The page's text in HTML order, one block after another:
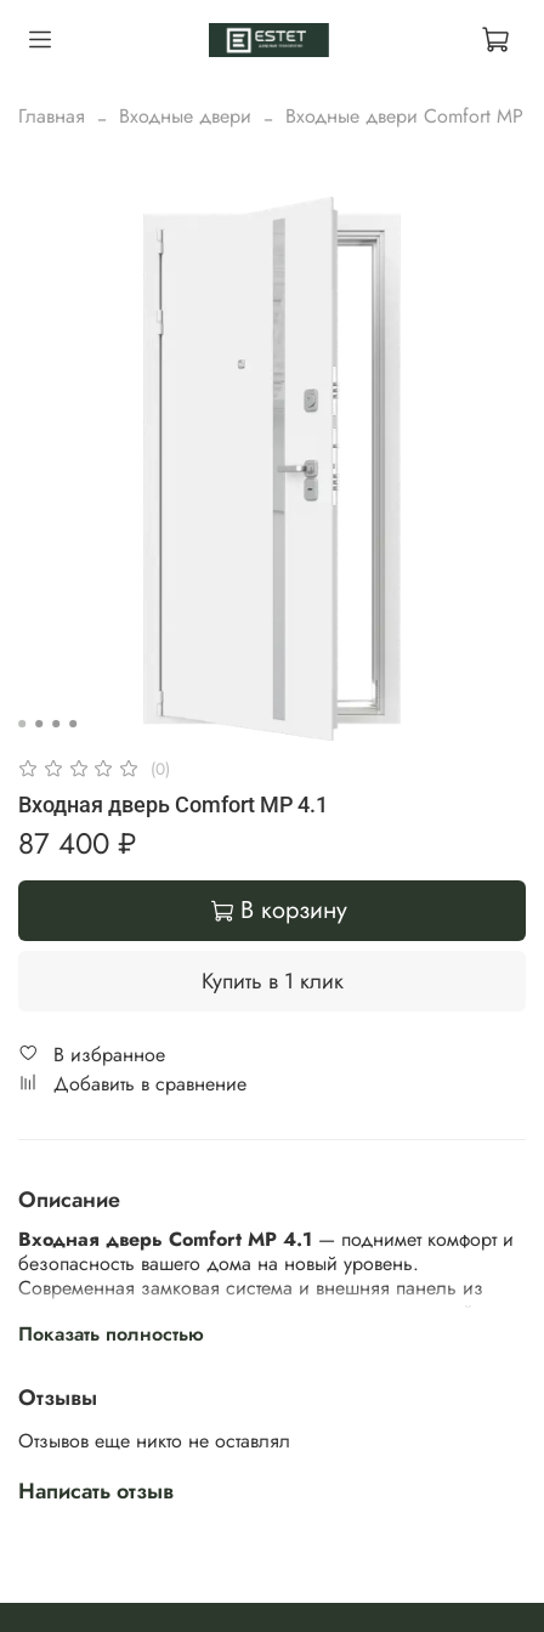
Главная Входные двери Входные двери Comfort MP
(0)
Входная дверь Comfort MP 4.1
87 400 ₽
В корзину
Купить в 1 клик
В избранное
Добавить в сравнение
Описание
Входная дверь Comfort MP 4.1 — поднимет комфорт и
безопасность вашего дома на новый уровень.
Современная замковая система и внешняя панель из
прочного металла гарантируют надежность и долгий срок
службы. А возможность оформить внутреннюю панель в
для дизайна.
Comfort MP 4.1 — это качественный и простой выбор.
Больше не нужно тратить много времени на подбор
замков, ручек и деталей. Эта дверь — готовое
безопасность и удобство.
Показать полностью
Отзывы
Отзывов еще никто не оставлял
Написать отзыв